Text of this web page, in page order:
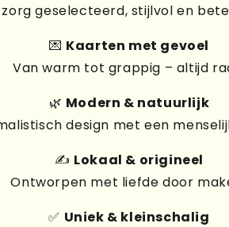
geselecteerd, stijlvol en
💌 Kaarten met gevoel
Van warm tot grappig – altijd
🌿 Modern & natuurlijk
design met een
✍️ Lokaal & origineel
Ontworpen met liefde door
✅ Uniek & kleinschalig